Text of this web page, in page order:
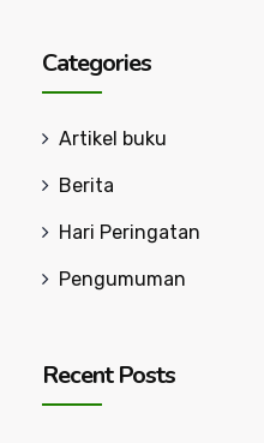
Categories
Artikel buku
Berita
Hari Peringatan
Pengumuman
Recent Posts